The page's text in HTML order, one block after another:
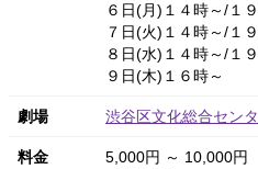
６日(月)１４時～/１
７日(火)１４時～/１
８日(水)１４時～/１
９日(木)１６時～
劇場 渋谷区文化総合セン
料金
5,000円 ～ 10,000円